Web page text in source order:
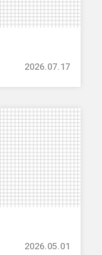
2026.07.17
2026.05.01